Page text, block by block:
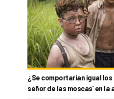
¿Se comportarían igual los
señor de las moscas’ en